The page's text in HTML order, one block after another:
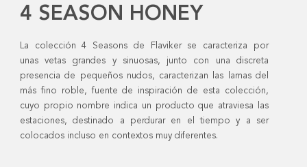
4 SEASON HONEY
La colección 4 Seasons de Flaviker se caracteriza por
unas vetas grandes y sinuosas, junto con una discreta
presencia de pequeños nudos, caracterizan las lamas del
más fino roble, fuente de inspiración de esta colección,
cuyo propio nombre indica un producto que atraviesa las
estaciones, destinado a perdurar en el tiempo y a ser
colocados incluso en contextos muy diferentes.